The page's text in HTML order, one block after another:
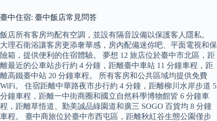
臺中住宿: 臺中飯店常見問答
飯店所有客房均配有空調，並設有隔音設備以保護客人隱私。
大理石衛浴讓客房更添奢華感，房內配備迷你吧、平面電視和保
險箱，提供便利的住宿體驗。 夢想 12 旅店位於臺中市北區，距
離最近的公車站步行約 4 分鐘，距離臺中車站 11 分鐘車程，距
離高鐵臺中站 20 分鐘車程。 所有客房和公共區域均提供免費
WiFi。 住宿距離中華路夜市步行約 4 分鐘，距離柳川水岸步道 5
分鐘車程，距離一中街商圈和國立自然科學博物館皆 6 分鐘車
程，距離草悟道、勤美誠品綠園道和廣三 SOGO 百貨均 8 分鐘
車程。 臺中商旅位於臺中市西屯區，距離秋紅谷生態公園僅步